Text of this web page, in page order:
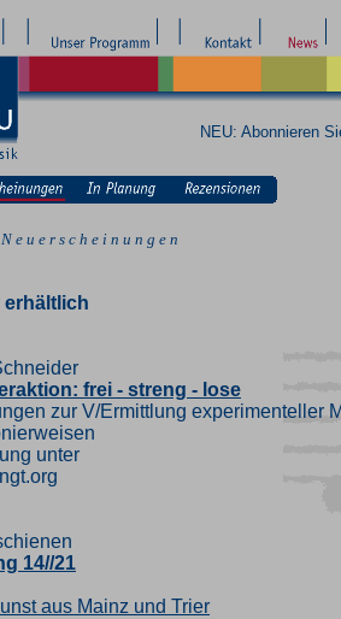
NEU: Abonnieren
e u e r s c h e i n u n g e n
erhältlich
frei - streng - lose
zur V/Ermittlung experimenteller
unter
14//21
aus Mainz und Trier